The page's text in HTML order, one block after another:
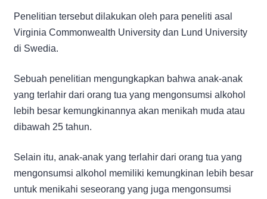
Penelitian tersebut dilakukan oleh para peneliti asal
Virginia Commonwealth University dan Lund University
di Swedia.
Sebuah penelitian mengungkapkan bahwa anak-anak
yang terlahir dari orang tua yang mengonsumsi alkohol
lebih besar kemungkinannya akan menikah muda atau
dibawah 25 tahun.
Selain itu, anak-anak yang terlahir dari orang tua yang
mengonsumsi alkohol memiliki kemungkinan lebih besar
untuk menikahi seseorang yang juga mengonsumsi